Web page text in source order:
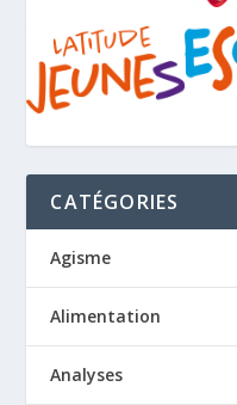
CATÉGORIES
Agisme
Alimentation
Analyses